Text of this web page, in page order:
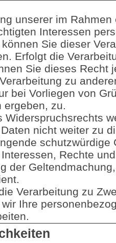
unserer im
Interessen
Sie dieser
Erfolgt die
Sie dieses Recht
zu
bei Vorliegen von
ergeben, zu.
Widerspruchsrechts
nicht weiter zu
schutzwürdige
Rechte
der
Verarbeitung zu
Ihre